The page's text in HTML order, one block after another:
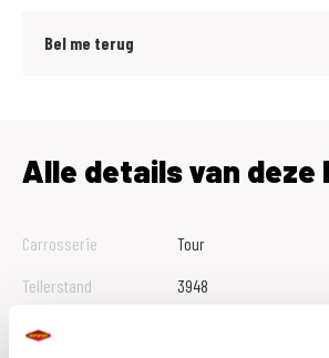
Bel me terug
Alle details van deze
Carrosserie
Tour
Tellerstand
3948
Btw Marge